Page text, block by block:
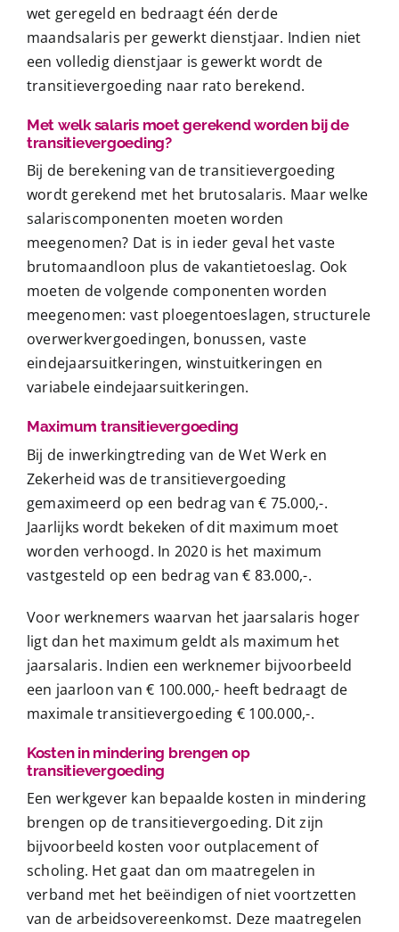
wet geregeld en bedraagt één derde
maandsalaris per gewerkt dienstjaar. Indien niet
een volledig dienstjaar is gewerkt wordt de
transitievergoeding naar rato berekend.
Met welk salaris moet gerekend worden bij de
transitievergoeding?
Bij de berekening van de transitievergoeding
wordt gerekend met het brutosalaris. Maar welke
salariscomponenten moeten worden
meegenomen? Dat is in ieder geval het vaste
brutomaandloon plus de vakantietoeslag. Ook
moeten de volgende componenten worden
meegenomen: vast ploegentoeslagen, structurele
overwerkvergoedingen, bonussen, vaste
eindejaarsuitkeringen, winstuitkeringen en
variabele eindejaarsuitkeringen.
Maximum transitievergoeding
Bij de inwerkingtreding van de Wet Werk en
Zekerheid was de transitievergoeding
gemaximeerd op een bedrag van € 75.000,-.
Jaarlijks wordt bekeken of dit maximum moet
worden verhoogd. In 2020 is het maximum
vastgesteld op een bedrag van € 83.000,-.
Voor werknemers waarvan het jaarsalaris hoger
ligt dan het maximum geldt als maximum het
jaarsalaris. Indien een werknemer bijvoorbeeld
een jaarloon van € 100.000,- heeft bedraagt de
maximale transitievergoeding € 100.000,-.
Kosten in mindering brengen op
transitievergoeding
Een werkgever kan bepaalde kosten in mindering
brengen op de transitievergoeding. Dit zijn
bijvoorbeeld kosten voor outplacement of
scholing. Het gaat dan om maatregelen in
verband met het beëindigen of niet voortzetten
van de arbeidsovereenkomst. Deze maatregelen